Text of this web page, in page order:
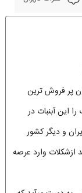
پر فروش ترین
این آبنبات در
و دیگر کشور
ازشکلات وارد عرصه